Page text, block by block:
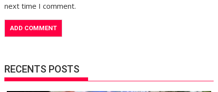
next time I comment.
RECENTS POSTS